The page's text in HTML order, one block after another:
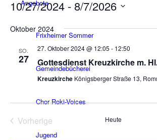
Angebote
Frixheimer Sommer
Gemeindebücherei
Chor Roki-Voices
Jugend
10/27/2024 - 8/7/2026
wählen.
Oktober 2024
SO.
27 Gottesdienst Kreuzkirche m.
27. Oktober 2024 @ 12:05 - 12:50
Kreuzkirche Königsberger Straße 13,
Vorherige
Veranstaltungen
Heute